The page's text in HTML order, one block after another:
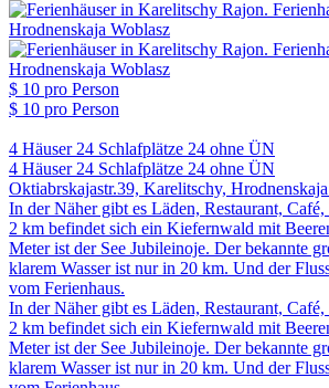
$ 10 pro Person
$ 10 pro Person
4 Häuser 24 Schlafplätze 24 ohne ÜN
4 Häuser 24 Schlafplätze 24 ohne ÜN
Oktiabrskajastr.39, Karelitschy,
In der Näher gibt es Läden, Restaurant,
2 km befindet sich ein Kiefernwald mit
Meter ist der See Jubileinoje. Der bekannte
klarem Wasser ist nur in 20 km. Und der
vom Ferienhaus.
In der Näher gibt es Läden, Restaurant,
2 km befindet sich ein Kiefernwald mit
Meter ist der See Jubileinoje. Der bekannte
klarem Wasser ist nur in 20 km. Und der